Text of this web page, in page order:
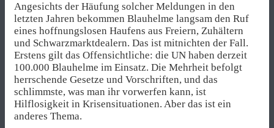
Angesichts der Häufung solcher Meldungen in den
letzten Jahren bekommen Blauhelme langsam den Ruf
eines hoffnungslosen Haufens aus Freiern, Zuhältern
und Schwarzmarktdealern. Das ist mitnichten der Fall.
Erstens gilt das Offensichtliche: die UN haben derzeit
100.000 Blauhelme im Einsatz. Die Mehrheit befolgt
herrschende Gesetze und Vorschriften, und das
schlimmste, was man ihr vorwerfen kann, ist
Hilflosigkeit in Krisensituationen. Aber das ist ein
anderes Thema.